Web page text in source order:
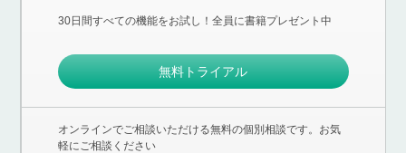
30日間すべての機能をお試し！全員に書籍プレゼント中
無料トライアル
オンラインでご相談いただける無料の個別相談です。お気
軽にご相談ください